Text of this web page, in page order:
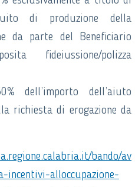
di produzione della
da parte del Beneficiario
fideiussione/polizza
dell’importo dell’aiuto
richiesta di erogazione da
bando/av
incentivi-alloccupazione-